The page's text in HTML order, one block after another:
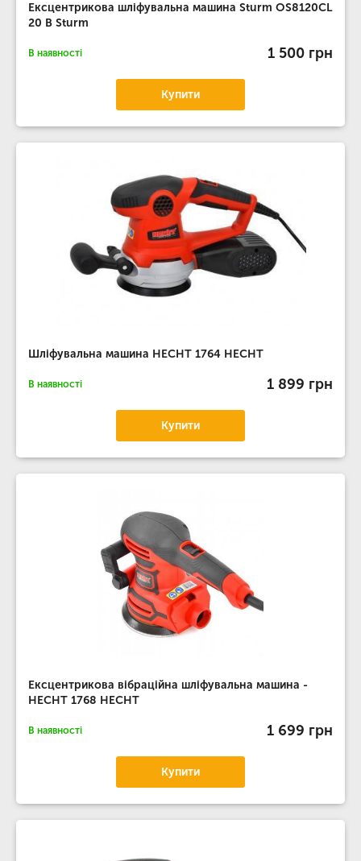
Ексцентрикова шліфувальна машина Sturm OS8120CL
20 В Sturm
В наявності 1 500 грн
Купити
Шліфувальна машина HECHT 1764 HECHT
В наявності 1 899 грн
Купити
Ексцентрикова вібраційна шліфувальна машина -
HECHT 1768 HECHT
В наявності 1 699 грн
Купити